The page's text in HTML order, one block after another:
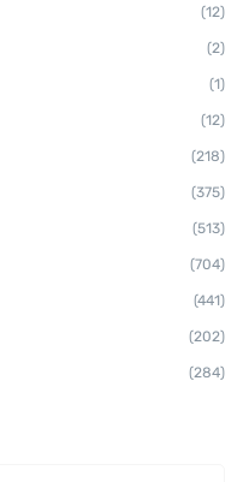
(12)
(2)
(1)
(12)
(218)
(375)
(513)
(704)
(441)
(202)
(284)